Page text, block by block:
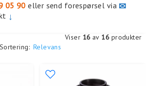
05 90 eller send forespørsel via ✉
↓
Sortering: Relevans
Viser 16 av 16 produkter